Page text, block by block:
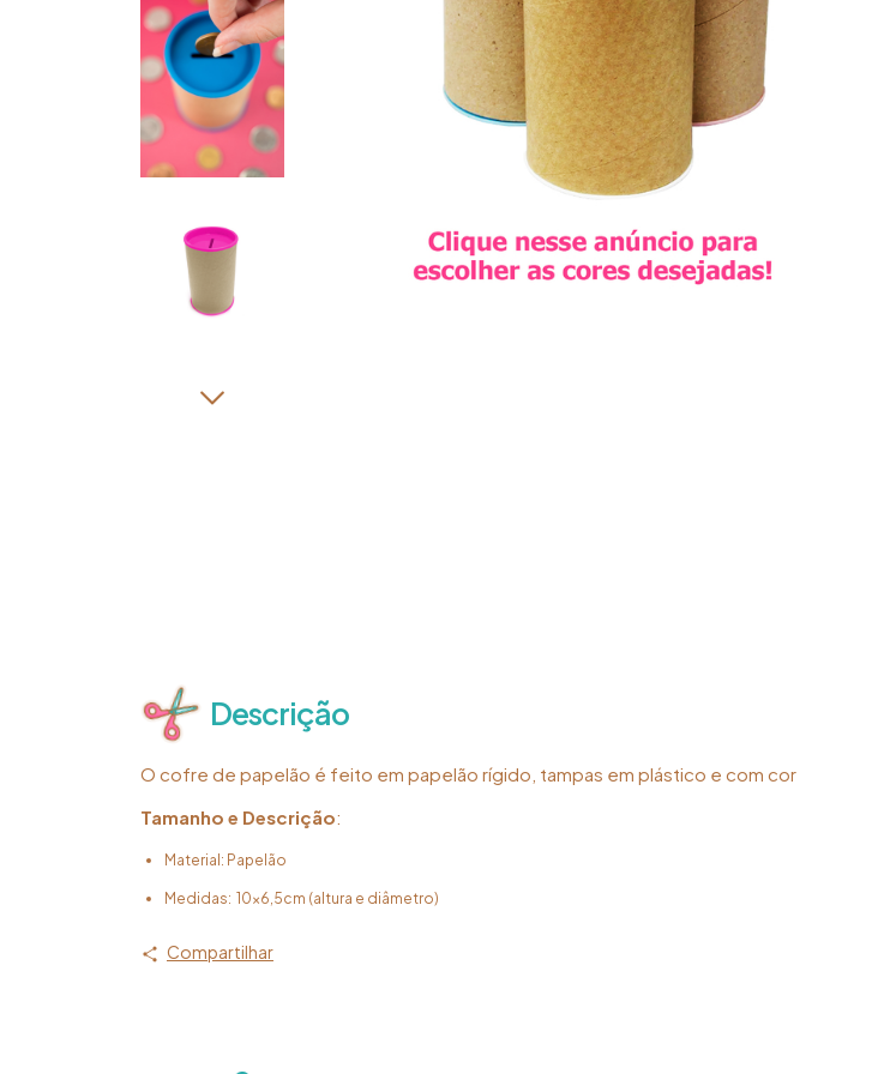
Descrição
O cofre de papelão é feito em papelão rígido, tampas em plástico e com cor
Tamanho e Descrição:
Material: Papelão
Medidas: 10x6,5cm (altura e diâmetro)
Compartilhar